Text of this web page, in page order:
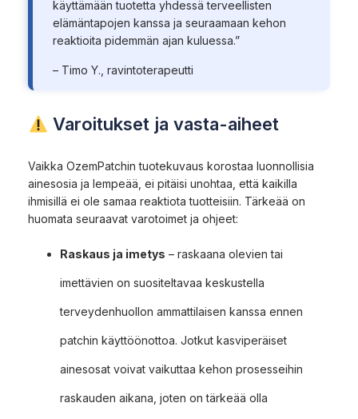
käyttämään tuotetta yhdessä terveellisten
elämäntapojen kanssa ja seuraamaan kehon
reaktioita pidemmän ajan kuluessa.”
– Timo Y., ravintoterapeutti
Varoitukset ja vasta-aiheet
Vaikka OzemPatchin tuotekuvaus korostaa luonnollisia
ainesosia ja lempeää, ei pitäisi unohtaa, että kaikilla
ihmisillä ei ole samaa reaktiota tuotteisiin. Tärkeää on
huomata seuraavat varotoimet ja ohjeet:
Raskaus ja imetys – raskaana olevien tai
imettävien on suositeltavaa keskustella
terveydenhuollon ammattilaisen kanssa ennen
patchin käyttöönottoa. Jotkut kasviperäiset
ainesosat voivat vaikuttaa kehon prosesseihin
raskauden aikana, joten on tärkeää olla